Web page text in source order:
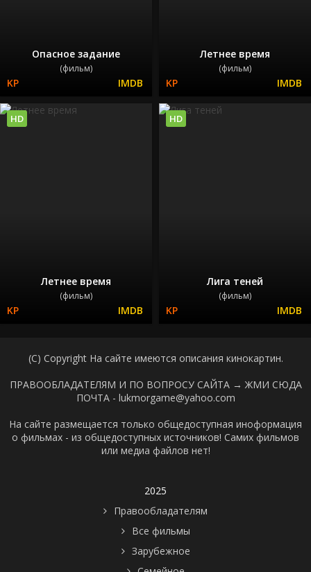
Опасное задание
(фильм)
Летнее время
(фильм)
Летнее время
(фильм)
HD
Лига теней
(фильм)
HD
(C) Copyright На сайте имеются описания кинокартин.
ПРАВООБЛАДАТЕЛЯМ И ПО ВОПРОСУ САЙТА → ЖМИ СЮДА
ПОЧТА - lukmorgame@yahoo.com
На сайте размещается только общедоступная иноформация
о фильмах - из общедоступных источников! Самих фильмов
или медиа файлов нет!
2025
Правообладателям
Все фильмы
Зарубежное